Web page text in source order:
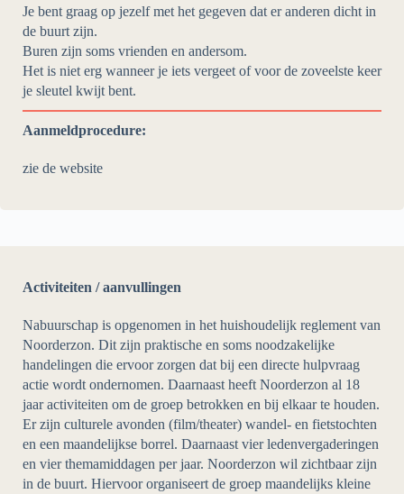
Je bent graag op jezelf met het gegeven dat er anderen dicht in
de buurt zijn.
Buren zijn soms vrienden en andersom.
Het is niet erg wanneer je iets vergeet of voor de zoveelste keer
je sleutel kwijt bent.
Aanmeldprocedure:
zie de website
Activiteiten / aanvullingen
Nabuurschap is opgenomen in het huishoudelijk reglement van
Noorderzon. Dit zijn praktische en soms noodzakelijke
handelingen die ervoor zorgen dat bij een directe hulpvraag
actie wordt ondernomen. Daarnaast heeft Noorderzon al 18
jaar activiteiten om de groep betrokken en bij elkaar te houden.
Er zijn culturele avonden (film/theater) wandel- en fietstochten
en een maandelijkse borrel. Daarnaast vier ledenvergaderingen
en vier themamiddagen per jaar. Noorderzon wil zichtbaar zijn
in de buurt. Hiervoor organiseert de groep maandelijks kleine